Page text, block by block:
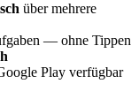
über mehrere
— ohne Tippen
Play verfügbar